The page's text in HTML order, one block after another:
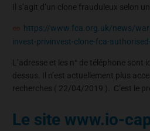
Il s’agit d’un clone frauduleux selon
https://www.fca.org.uk/news/
invest-privinvest-clone-fca-
L’adresse et les n° de téléphone sont
dessus. Il n’est actuellement plus
recherches ( 22/04/2019 ). C’est le
Le site www.io-